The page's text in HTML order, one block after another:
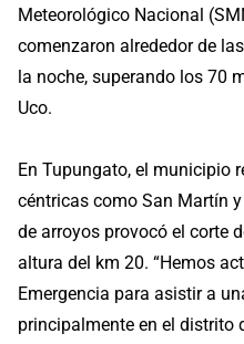
Meteorológico Nacional
comenzaron alrededor de
la noche, superando los 70
Uco.
En Tupungato, el municipio
céntricas como San Martín
de arroyos provocó el corte
altura del km 20. “Hemos
Emergencia para asistir a
principalmente en el distrito